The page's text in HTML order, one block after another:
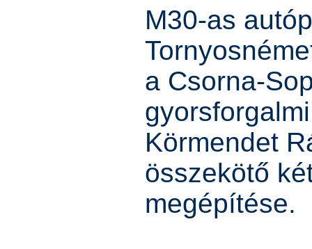
M30-as
a Csorna-
Körmendet
összekötő
megépítése.